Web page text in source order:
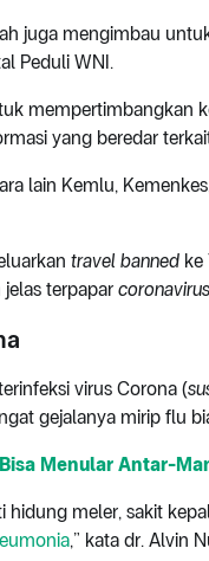
juga mengimbau
Peduli WNI.
mempertimbangkan
yang beredar
lain Kemlu,
travel banned ke
terpapar
virus Corona (
gejalanya mirip flu
Menular Antar-
hidung meler, sakit
,” kata dr. Alvin